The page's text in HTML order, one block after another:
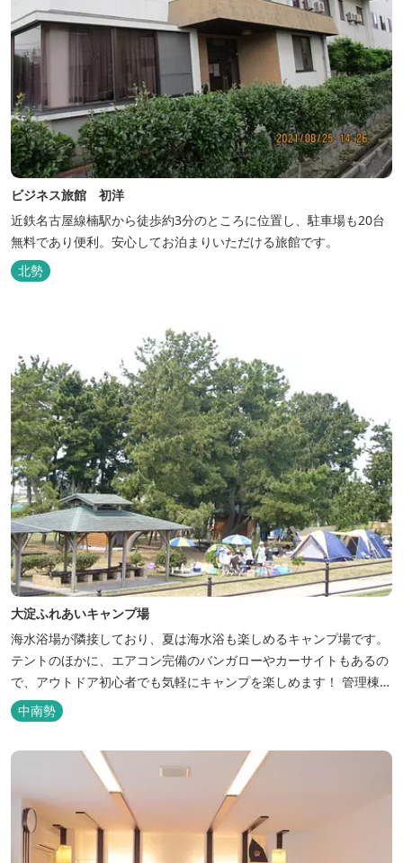
ビジネス旅館 初洋
近鉄名古屋線楠駅から徒歩約3分のところに位置し、駐車場も20台
無料であり便利。安心してお泊まりいただける旅館です。
北勢
大淀ふれあいキャンプ場
海水浴場が隣接しており、夏は海水浴も楽しめるキャンプ場です。
テントのほかに、エアコン完備のバンガローやカーサイトもあるの
で、アウトドア初心者でも気軽にキャンプを楽しめます！ 管理棟、
水道、冷水シャワー、温水シャワー（有料）、共同休憩所、炊事
場、水洗トイレ、毛布（有料）、駐車場（宿泊の場合は無料、デイ
利用の場合は有料）完備しています。
中南勢